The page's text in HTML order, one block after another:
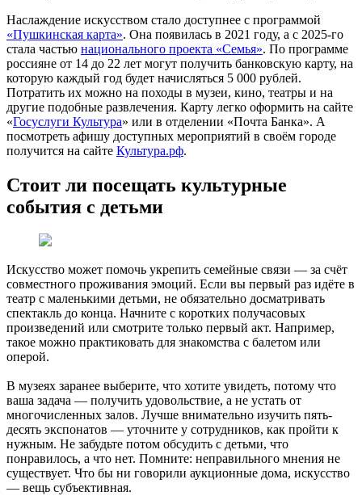
Наслаждение искусством стало доступнее с программой
«Пушкинская карта». Она появилась в 2021 году, а с 2025-го
стала частью национального проекта «Семья». По программе
россияне от 14 до 22 лет могут получить банковскую карту, на
которую каждый год будет начисляться 5 000 рублей.
Потратить их можно на походы в музеи, кино, театры и на
другие подобные развлечения. Карту легко оформить на сайте
«Госуслуги Культура» или в отделении «Почта Банка». А
посмотреть афишу доступных мероприятий в своём городе
получится на сайте Культура.рф.
Стоит ли посещать культурные
события с детьми
Искусство может помочь укрепить семейные связи — за счёт
совместного проживания эмоций. Если вы первый раз идёте в
театр с маленькими детьми, не обязательно досматривать
спектакль до конца. Начните с коротких получасовых
произведений или смотрите только первый акт. Например,
такое можно практиковать для знакомства с балетом или
оперой.
В музеях заранее выберите, что хотите увидеть, потому что
ваша задача — получить удовольствие, а не устать от
многочисленных залов. Лучше внимательно изучить пять-
десять экспонатов — уточните у сотрудников, как пройти к
нужным. Не забудьте потом обсудить с детьми, что
понравилось, а что нет. Помните: неправильного мнения не
существует. Что бы ни говорили аукционные дома, искусство
— вещь субъективная.